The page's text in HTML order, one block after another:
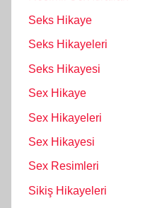
Seks Hikaye
Seks Hikayeleri
Seks Hikayesi
Sex Hikaye
Sex Hikayeleri
Sex Hikayesi
Sex Resimleri
Sikiş Hikayeleri